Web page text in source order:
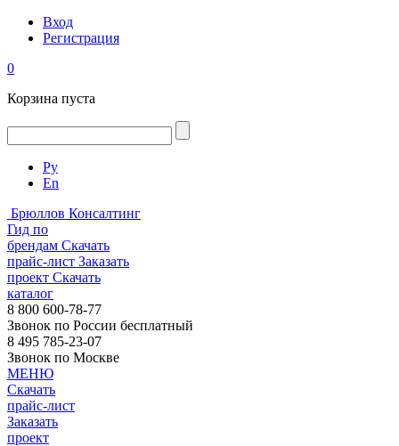
Вход
Регистрация
0
Корзина пуста
Ру
En
Брюллов Консалтинг
Гид по
брендам Скачать
прайс-лист Заказать
проект Скачать
каталог
8 800 600-78-77
Звонок по России бесплатный
8 495 785-23-07
Звонок по Москве
МЕНЮ
Скачать
прайс-лист
Заказать
проект